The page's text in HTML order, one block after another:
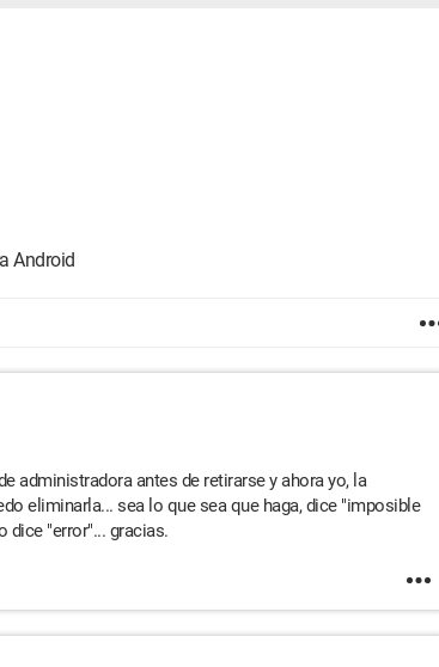
Android
administradora antes de retirarse y ahora yo, la
eliminarla... sea lo que sea que haga, dice "imposible
dice "error"... gracias.